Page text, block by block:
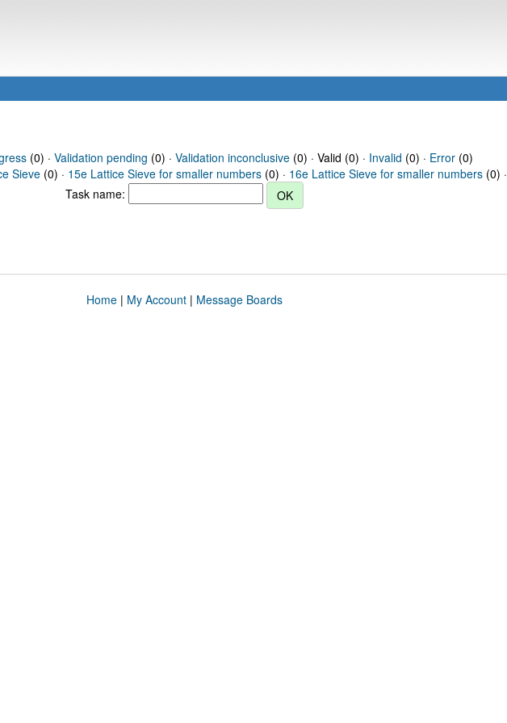
(0) · Validation pending (0) · Validation inconclusive(0) · Valid (0) · Invalid (0) · Error(0)
Sieve (0) · 15e Lattice Sieve for smaller numbers (0) · 16e Lattice Sieve for smaller numbers (0) ·
Task name:
Home| My Account| Message Boards